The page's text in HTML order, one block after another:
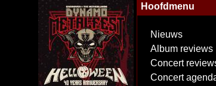
Hoofdmenu
Nieuws
Album reviews
Concert
Concert